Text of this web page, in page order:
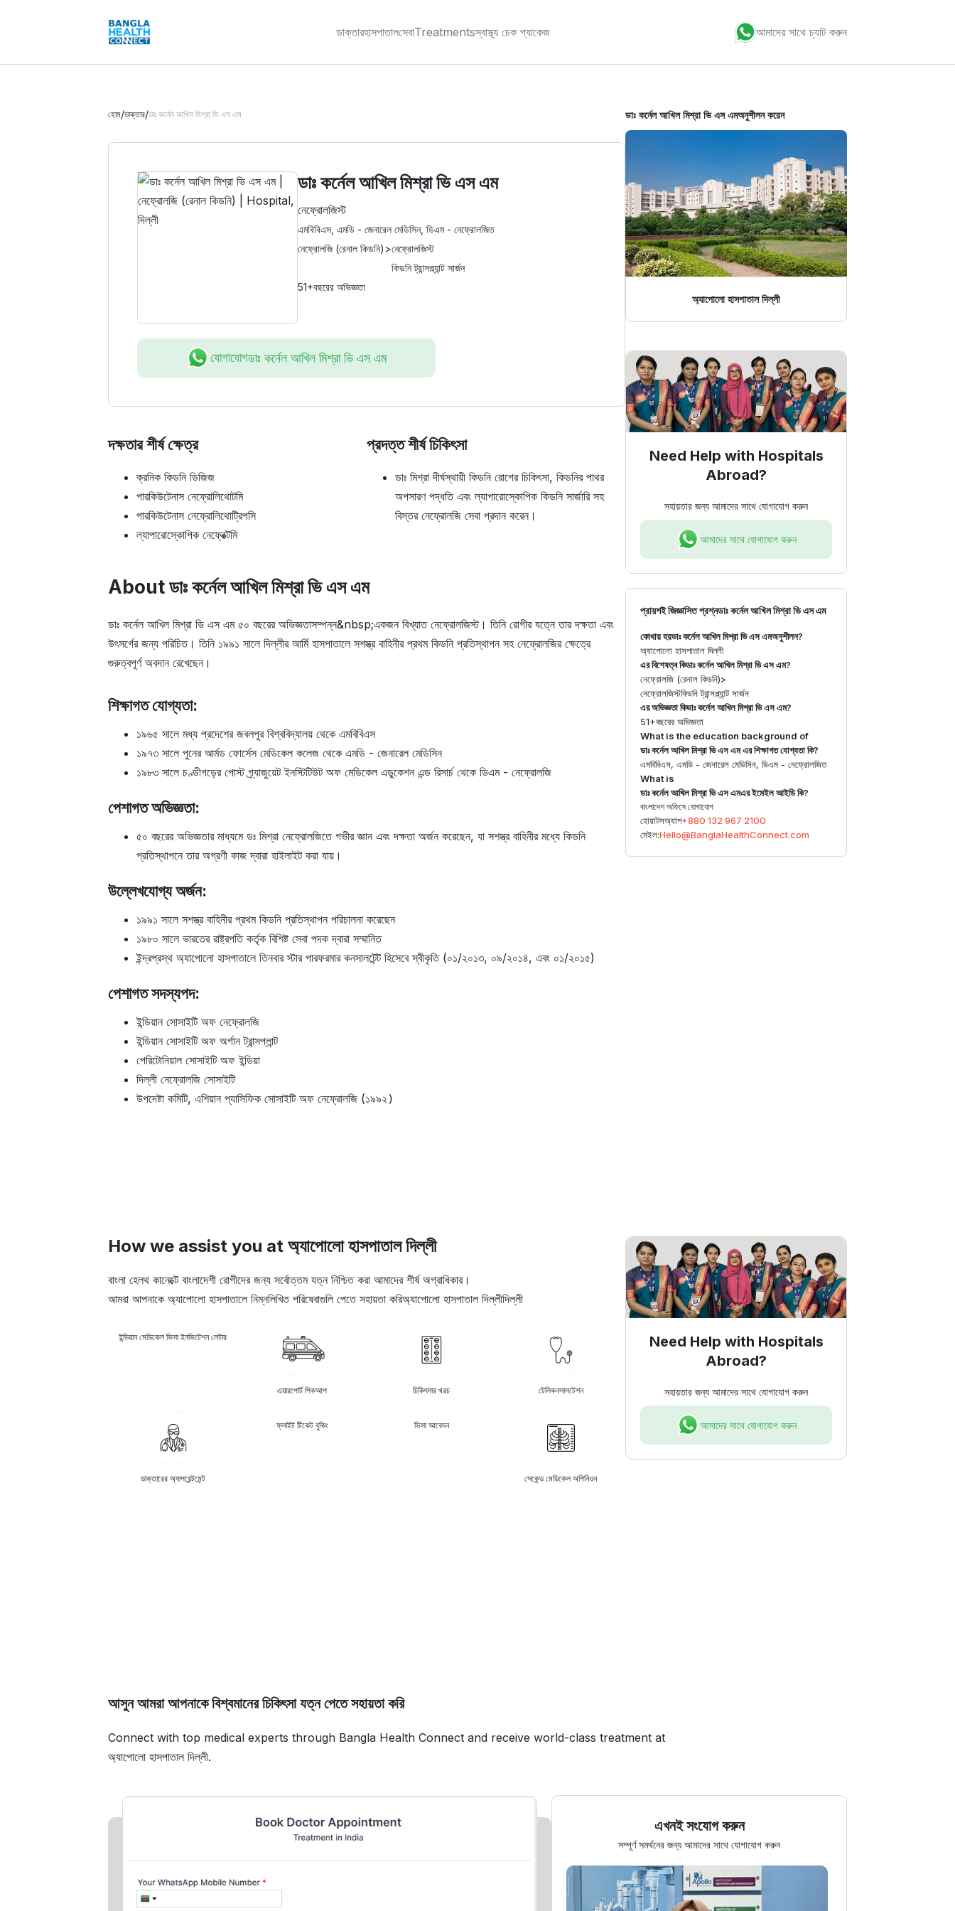
ডাক্তারহাসপাতালসেবাTreatmentsস্বাস্থ্য চেক প্যাকেজ আমাদের সাথে চ্যাট করুন
হোম/ডাক্তার/ডাঃ কর্নেল আখিল মিশ্রা ভি এস এম
ডাঃ কর্নেল আখিল মিশ্রা ভি এস এম
নেফ্রোলজিস্ট
এমবিবিএস, এমডি - জেনারেল মেডিসিন, ডিএম - নেফ্রোলজিত
নেফ্রোলজি (রেনাল কিডনি) >নেফ্রোলজিস্ট
কিডনি ট্রান্সপ্ল্যান্ট সার্জন
51+বছরের অভিজ্ঞতা
যোগাযোগডাঃ কর্নেল আখিল মিশ্রা ভি এস এম
দক্ষতার শীর্ষ ক্ষেত্র
ক্রনিক কিডনি ডিজিজ
পারকিউটেনাস নেফ্রোলিথোটমি
পারকিউটেনাস নেফ্রোলিথোট্রিপসি
ল্যাপারোস্কোপিক নেফ্রেক্টমি
প্রদত্ত শীর্ষ চিকিৎসা
ডাঃ মিশ্রা দীর্ঘস্থায়ী কিডনি রোগের চিকিৎসা, কিডনির পাথর
অপসারণ পদ্ধতি এবং ল্যাপারোস্কোপিক কিডনি সার্জারি সহ
বিস্তর নেফ্রোলজি সেবা প্রদান করেন।
About ডাঃ কর্নেল আখিল মিশ্রা ভি এস এম
ডাঃ কর্নেল আখিল মিশ্রা ভি এস এম ৫০ বছরের অভিজ্ঞতাসম্পন্ন&nbsp;একজন বিখ্যাত নেফ্রোলজিস্ট। তিনি রোগীর যত্নে তার দক্ষতা এবং
উৎসর্গের জন্য পরিচিত। তিনি ১৯৯১ সালে দিল্লীর আর্মি হাসপাতালে সশস্ত্র বাহিনীর প্রথম কিডনি প্রতিস্থাপন সহ নেফ্রোলজির ক্ষেত্রে
গুরুত্বপূর্ণ অবদান রেখেছেন।
শিক্ষাগত যোগ্যতা:
১৯৬৫ সালে মধ্য প্রদেশের জবলপুর বিশ্ববিদ্যালয় থেকে এমবিবিএস
১৯৭৩ সালে পুনের আর্মড ফোর্সেস মেডিকেল কলেজ থেকে এমডি - জেনারেল মেডিসিন
১৯৮৩ সালে চণ্ডীগড়ের পোস্ট গ্র্যাজুয়েট ইনস্টিটিউট অফ মেডিকেল এডুকেশন এন্ড রিসার্চ থেকে ডিএম - নেফ্রোলজি
পেশাগত অভিজ্ঞতা:
৫০ বছরের অভিজ্ঞতার মাধ্যমে ডঃ মিশ্রা নেফ্রোলজিতে গভীর জ্ঞান এবং দক্ষতা অর্জন করেছেন, যা সশস্ত্র বাহিনীর মধ্যে কিডনি
প্রতিস্থাপনে তার অগ্রণী কাজ দ্বারা হাইলাইট করা যায়।
উল্লেখযোগ্য অর্জন:
১৯৯১ সালে সশস্ত্র বাহিনীর প্রথম কিডনি প্রতিস্থাপন পরিচালনা করেছেন
১৯৮০ সালে ভারতের রাষ্ট্রপতি কর্তৃক বিশিষ্ট সেবা পদক দ্বারা সম্মানিত
ইন্দ্রপ্রস্থ অ্যাপোলো হাসপাতালে তিনবার স্টার পারফরমার কনসালটেন্ট হিসেবে স্বীকৃতি (০১/২০১৩, ০৯/২০১৪, এবং ০১/২০১৫)
পেশাগত সদস্যপদ:
ইন্ডিয়ান সোসাইটি অফ নেফ্রোলজি
ইন্ডিয়ান সোসাইটি অফ অর্গান ট্রান্সপ্লান্ট
পেরিটোনিয়াল সোসাইটি অফ ইন্ডিয়া
দিল্লী নেফ্রোলজি সোসাইটি
উপদেষ্টা কমিটি, এশিয়ান প্যাসিফিক সোসাইটি অফ নেফ্রোলজি (১৯৯২)
ডাঃ কর্নেল আখিল মিশ্রা ভি এস এমঅনুশীলন করেন
অ্যাপোলো হাসপাতাল দিল্লী
Need Help with Hospitals
Abroad?
সহায়তার জন্য আমাদের সাথে যোগাযোগ করুন
আমাদের সাথে যোগাযোগ করুন
প্রায়শই জিজ্ঞাসিত প্রশ্নডাঃ কর্নেল আখিল মিশ্রা ভি এস এম
কোথায় হয়ডাঃ কর্নেল আখিল মিশ্রা ভি এস এমঅনুশীলন?
অ্যাপোলো হাসপাতাল দিল্লী
এর বিশেষত্ব কিডাঃ কর্নেল আখিল মিশ্রা ভি এস এম?
নেফ্রোলজি (রেনাল কিডনি)>
নেফ্রোলজিস্টকিডনি ট্রান্সপ্ল্যান্ট সার্জন
এর অভিজ্ঞতা কিডাঃ কর্নেল আখিল মিশ্রা ভি এস এম?
51+বছরের অভিজ্ঞতা
What is the education background of
ডাঃ কর্নেল আখিল মিশ্রা ভি এস এমএর শিক্ষাগত যোগ্যতা কি?
এমবিবিএস, এমডি - জেনারেল মেডিসিন, ডিএম - নেফ্রোলজিত
What is
ডাঃ কর্নেল আখিল মিশ্রা ভি এস এমএর ইমেইল আইডি কি?
বাংলাদেশ অফিসে যোগাযোগ
হোয়াটসঅ্যাপ+880 132 967 2100
মেইল:Hello@BanglaHealthConnect.com
How we assist you at অ্যাপোলো হাসপাতাল দিল্লী
বাংলা হেলথ কানেক্টে বাংলাদেশী রোগীদের জন্য সর্বোত্তম যত্ন নিশ্চিত করা আমাদের শীর্ষ অগ্রাধিকার।
আমরা আপনাকে অ্যাপোলো হাসপাতালে নিম্নলিখিত পরিষেবাগুলি পেতে সহায়তা করিঅ্যাপোলো হাসপাতাল দিল্লীদিল্লী
ইন্ডিয়ান মেডিকেল ভিসা ইনভিটেশন লেটার
এয়ারপোর্ট পিকআপ চিকিৎসার খরচ টেলিকনসালটেশন
ডাক্তারের অ্যাপয়েন্টমেন্ট
ফ্লাইট টিকেট বুকিং ভিসা আবেদন
সেকেন্ড মেডিকেল অপিনিওন
Need Help with Hospitals
Abroad?
সহায়তার জন্য আমাদের সাথে যোগাযোগ করুন
আমাদের সাথে যোগাযোগ করুন
আসুন আমরা আপনাকে বিশ্বমানের চিকিৎসা যত্ন পেতে সহায়তা করি
Connect with top medical experts through Bangla Health Connect and receive world-class treatment at
অ্যাপোলো হাসপাতাল দিল্লী.
এখনই সংযোগ করুন
সম্পূর্ণ সমর্থনের জন্য আমাদের সাথে যোগাযোগ করুন